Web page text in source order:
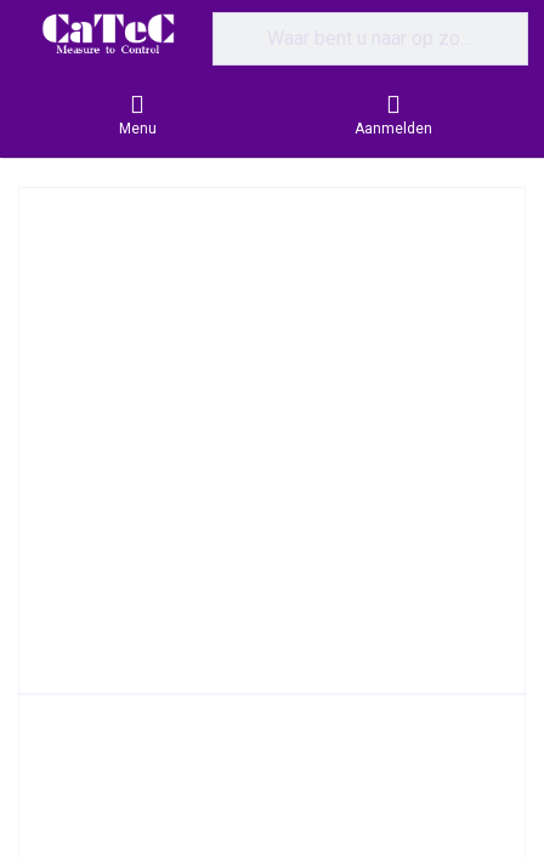
Menu Aanmelden